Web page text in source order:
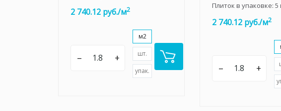
2 740.12 руб./м2
– +
м2
шт.
упак.
Плиток в упаковке: 5
2 740.12 руб./м2
– +